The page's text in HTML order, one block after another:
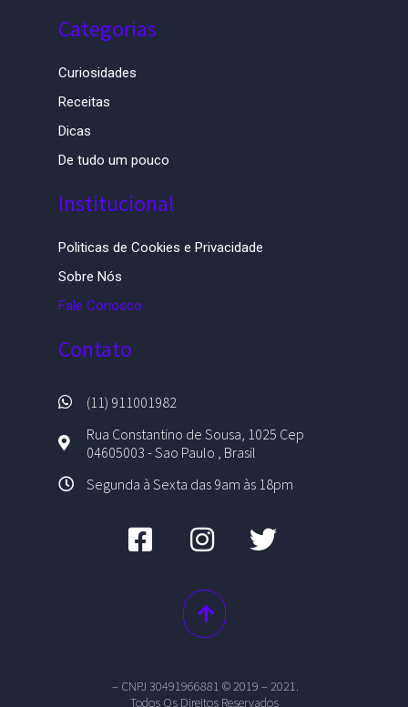
Categorias
Curiosidades
Receitas
Dicas
De tudo um pouco
Institucional
Politicas de Cookies e Privacidade
Sobre Nós
Fale Conosco
Contato
(11) 911001982
Rua Constantino de Sousa, 1025 Cep
04605003 - Sao Paulo , Brasil
Segunda à Sexta das 9am às 18pm
– CNPJ 30491966881 © 2019 – 2021.
Todos Os Direitos Reservados